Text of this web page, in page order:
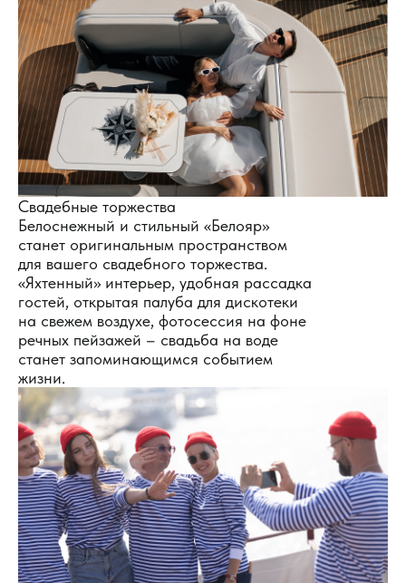
Свадебные торжества
Белоснежный и стильный «Белояр»
станет оригинальным пространством
для вашего свадебного торжества.
«Яхтенный» интерьер, удобная рассадка
гостей, открытая палуба для дискотеки
на свежем воздухе, фотосессия на фоне
речных пейзажей – свадьба на воде
станет запоминающимся событием
жизни.